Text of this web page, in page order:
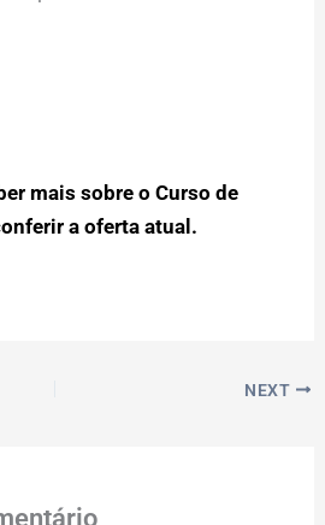
mais sobre o Curso de
a oferta atual.
NEXT